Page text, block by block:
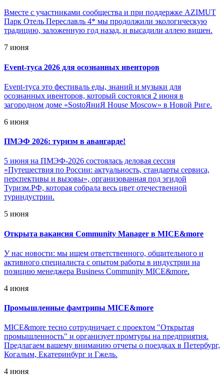
Вместе с участниками сообщества и при поддержке AZIMUT
Парк Отель Переславль 4* мы продолжили экологическую
традицию, заложенную год назад, и высадили аллею вишен.
7 июня
Event-туса 2026 для осознанных ивенторов
Event-туса это фестиваль еды, знаний и музыки для
осознанных ивенторов, который состоялся 2 июня в
загородном доме «SostoЯниЯ House Moscow» в Новой Риге.
6 июня
ПМЭФ 2026: туризм в авангарде!
5 июня на ПМЭФ-2026 состоялась деловая сессия
«Путешествия по России: актуальность, стандарты сервиса,
перспективы и вызовы», организованная под эгидой
Туризм.РФ, которая собрала весь цвет отечественной
туриндустрии.
5 июня
Открыта вакансия Community Manager в MICE&more
У нас новости: мы ищем ответственного, общительного и
активного специалиста с опытом работы в индустрии на
позицию менеджера Business Community MICE&more.
4 июня
Промышленные фамтрипы MICE&more
MICE&more тесно сотрудничает с проектом "Открытая
промышленность" и организует промтуры на предприятия.
Предлагаем вашему вниманию отчеты о поездках в Петербург,
Когалым, Екатеринбург и Гжель.
4 июня